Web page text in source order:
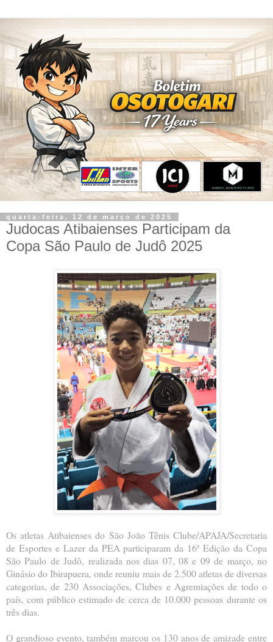
quarta-feira, 12 de março de 2025
Judocas Atibaienses Participam da
Copa São Paulo de Judô 2025
Os atletas Atibaienses do São João Tênis Clube/APAJA/Secretaria
de Esportes e Lazer da PEA participaram da 16ª Edição da Copa
São Paulo de Judô, realizada nos dias 07, 08 e 09 de março, no
Ginásio do Ibirapuera, onde reuniu mais de 2.500 atletas de diversas
categorias, de 230 Associações, Clubes e Agremiações de todo o
país, com público estimado de cerca de 10.000 pessoas durante os
três dias.
O grandioso evento, também marcou os 130 anos de amizade entre